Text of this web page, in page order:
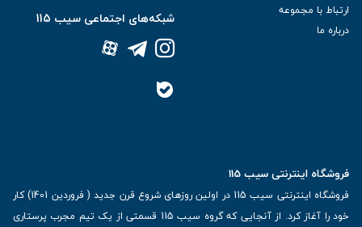
ارتباط با مجموعه
درباره ما
شبکه‌های اجتماعی سیب 115
فروشگاه اینترنتی سیب 115
فروشگاه اینترنتی سیب 115 در اولین روزهای شروع قرن جدید ( فروردین 1401) کار
خود را آغاز کرد. از آنجایی که گروه سیب 115 قسمتی از یک تیم مجرب پرستاری